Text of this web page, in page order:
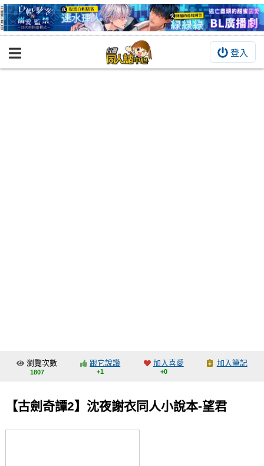
登入
BOOKY書集倉庫
交流中心
會員功能選單
瀏覽次數
1807
跟它說讚
+1
加入喜愛
+0
加入筆記
【古劍奇譚2】沈夜謝衣同人小說本-望君